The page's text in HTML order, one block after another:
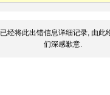
已经将此出错信息详细记录, 由此
们深感歉意.